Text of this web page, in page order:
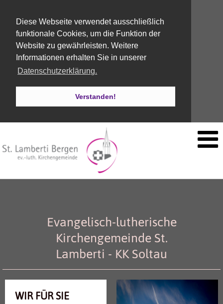
Diese Webseite verwendet ausschließlich
funktionale Cookies, um die Funktion der
Website zu gewährleisten. Weitere
Informationen erhalten Sie in unserer
Datenschutzerklärung.
Verstanden!
Evangelisch-lutherische
Kirchengemeinde St.
Lamberti - KK Soltau
WIR FÜR SIE